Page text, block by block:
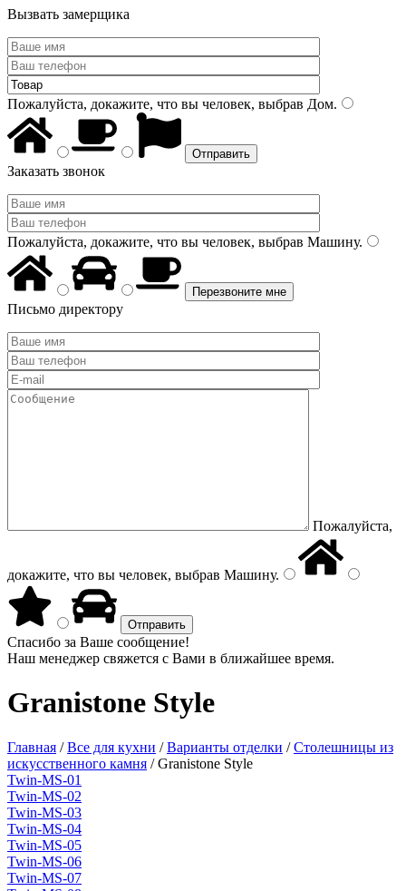
Вызвать замерщика
Пожалуйста, докажите, что вы человек, выбрав Дом.
Заказать звонок
Пожалуйста, докажите, что вы человек, выбрав Машину.
Письмо директору
Пожалуйста,
докажите, что вы человек, выбрав Машину.
Спасибо за Ваше сообщение!
Наш менеджер свяжется с Вами в ближайшее время.
Granistone Style
Главная /Все для кухни /Варианты отделки /Столешницы из
искусственного камня /Granistone Style
Twin-MS-01
Twin-MS-02
Twin-MS-03
Twin-MS-04
Twin-MS-05
Twin-MS-06
Twin-MS-07